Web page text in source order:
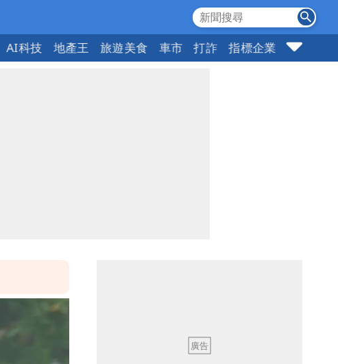
AI科技 地產王 旅遊美食 車市 打詐 指標企業 壹蘋頭家